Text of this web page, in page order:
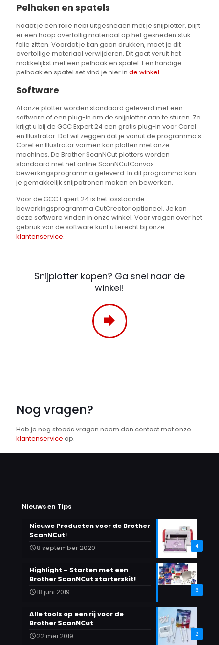
Pelhaken en spatels
Nadat je een folie hebt uitgesneden met je snijplotter, blijft
er een hoop overtollig materiaal op het gesneden stuk
folie zitten. Voordat je kan gaan drukken, moet je dit
overtollige materiaal verwijderen. Dit gaat veruit het
makkelijkst met een pelhaak en spatel. Een handige
pelhaak en spatel set vind je hier in de winkel.
Software
Al onze plotter worden standaard geleverd met een
software of een plug-in om de snijplotter aan te sturen. Zo
krijgt u bij de GCC Expert 24 een gratis plug-in voor Corel
en Illustrator. Dat wil zeggen dat je vanuit de programma's
Corel en Illustrator vormen kan plotten met onze
machines. De Brother ScanNCut plotters worden
standaard met het online ScanNCutCanvas
bewerkingsprogramma geleverd. In dit programma kan
je gemakkelijk snijpatronen maken en bewerken.
Voor de GCC Expert 24 is het losstaande
bewerkingsprogramma CutCreator optioneel. Je kan
deze software vinden in onze winkel. Voor vragen over het
gebruik van de software kunt u terecht bij onze
klantenservice.
Snijplotter kopen? Ga snel naar de
winkel!
Nog vragen?
Heb je nog steeds vragen neem dan contact met onze
klantenservice op.
Nieuws en Tips
4
Nieuwe Producten voor de Brother
ScanNCut!
8 september 2020
6
Highlight – Starten met een
Brother ScanNCut starterskit!
18 juni 2019
2
Alle tools op een rij voor de
Brother ScanNCut
22 mei 2019